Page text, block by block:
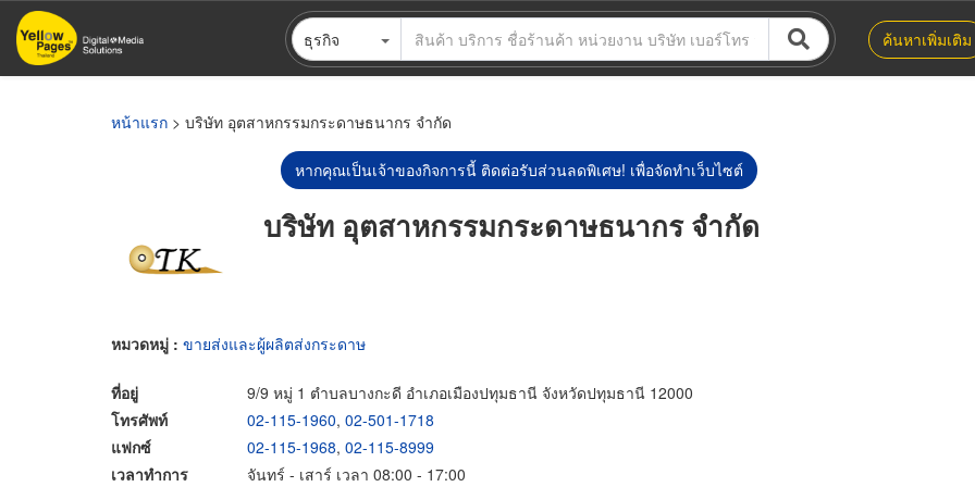
ข้าม
ไป
ธุรกิจ ค้นหาเพิ่มเติม
หน้าแรก > บริษัท อุตสาหกรรมกระดาษธนากร จำกัด
หากคุณเป็นเจ้าของกิจการนี้ ติดต่อรับส่วนลดพิเศษ! เพื่อจัดทำเว็บไซต์
บริษัท อุตสาหกรรมกระดาษธนากร จำกัด
หมวดหมู่ : ขายส่งและผู้ผลิตส่งกระดาษ
ที่อยู่
9/9 หมู่ 1 ตำบลบางกะดี อำเภอเมืองปทุมธานี จังหวัดปทุมธานี 12000
โทรศัพท์
02-115-1960, 02-501-1718
แฟกซ์
02-115-1968, 02-115-8999
เวลาทำการ
จันทร์ - เสาร์ เวลา 08:00 - 17:00